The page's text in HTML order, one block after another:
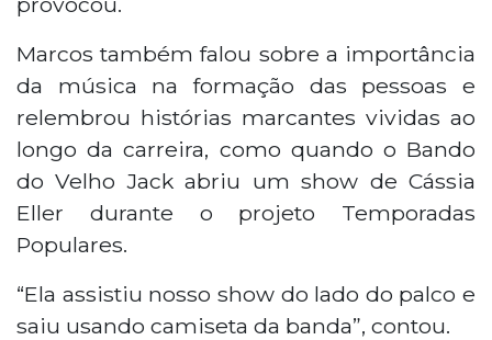
Marcos também falou sobre a importância
da música na formação das pessoas e
relembrou histórias marcantes vividas ao
longo da carreira, como quando o Bando
do Velho Jack abriu um show de Cássia
Eller durante o projeto Temporadas
Populares.
“Ela assistiu nosso show do lado do palco e
saiu usando camiseta da banda”, contou.